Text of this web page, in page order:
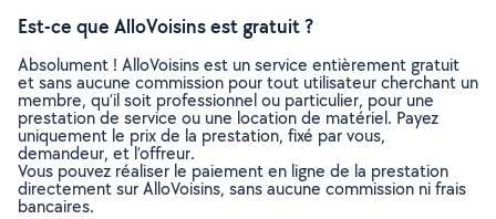
Est-ce que AlloVoisins est gratuit ?
Absolument ! AlloVoisins est un service entièrement gratuit
et sans aucune commission pour tout utilisateur cherchant un
membre, qu’il soit professionnel ou particulier, pour une
prestation de service ou une location de matériel. Payez
uniquement le prix de la prestation, fixé par vous,
demandeur, et l’offreur.
Vous pouvez réaliser le paiement en ligne de la prestation
directement sur AlloVoisins, sans aucune commission ni frais
bancaires.